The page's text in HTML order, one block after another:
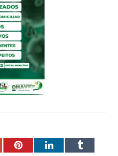
PinterestLinkedInTumblr